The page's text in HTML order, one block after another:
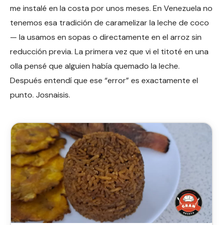
me instalé en la costa por unos meses. En Venezuela no
tenemos esa tradición de caramelizar la leche de coco
— la usamos en sopas o directamente en el arroz sin
reducción previa. La primera vez que vi el titoté en una
olla pensé que alguien había quemado la leche.
Después entendí que ese “error” es exactamente el
punto. Josnaisis.